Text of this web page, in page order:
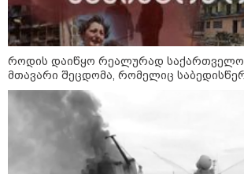
როდის დაიწყო რეალურად
მთავარი შეცდომა, რომელიც